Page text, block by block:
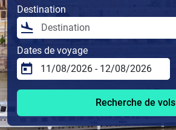
Destination
Dates de voyage
Recherche de vols